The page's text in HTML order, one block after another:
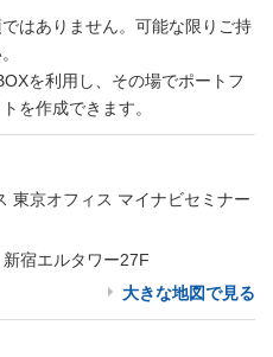
はありません。可能な限りご持
を利用し、その場でポートフ
を作成できます。
東京オフィス マイナビセミナー
宿エルタワー27F
大きな地図で見る